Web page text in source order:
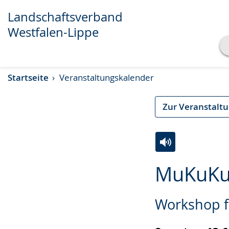
Abspielen
Pausieren
Landschaftsverband
Westfalen-Lippe
Startseite Veranstaltungskalender
Zur
Workshop
Leichten
wechseln.
Audio-
Video
Deutscher